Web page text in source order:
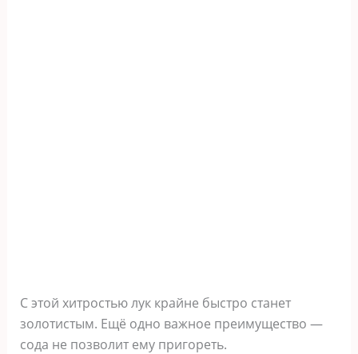
С этой хитростью лук крайне быстро станет
золотистым. Ещё одно важное преимущество —
сода не позволит ему пригореть.